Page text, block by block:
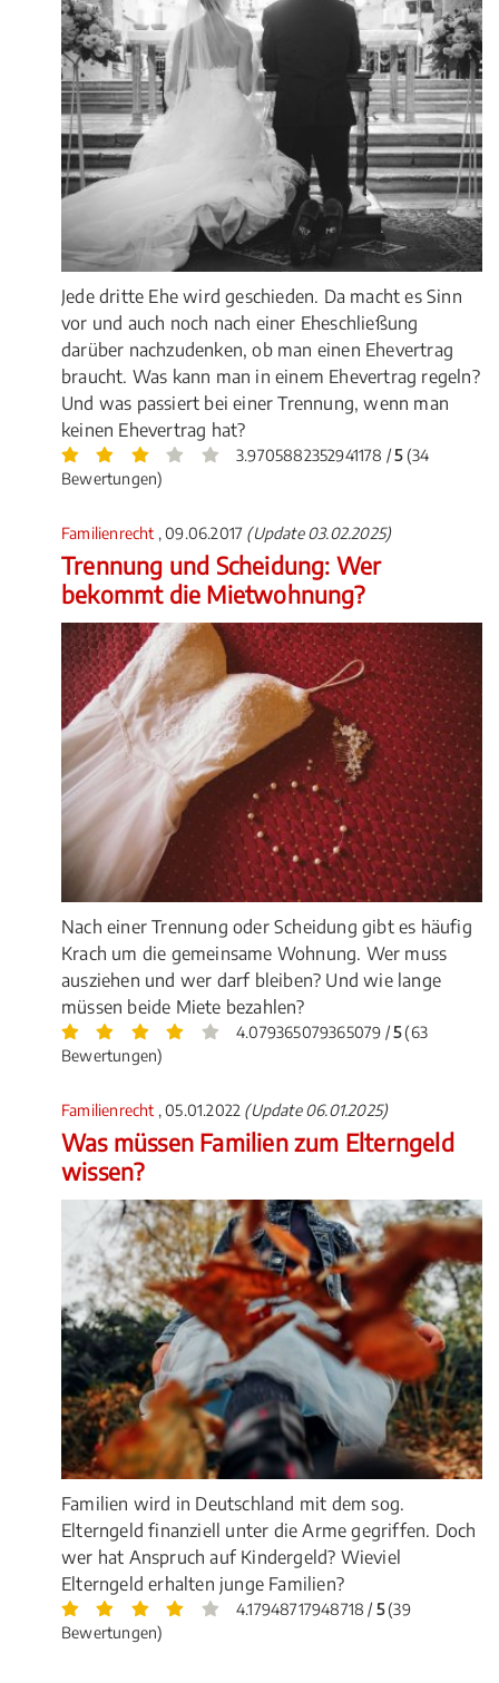
Jede dritte Ehe wird geschieden. Da macht es Sinn
vor und auch noch nach einer Eheschließung
darüber nachzudenken, ob man einen Ehevertrag
braucht. Was kann man in einem Ehevertrag regeln?
Und was passiert bei einer Trennung, wenn man
keinen Ehevertrag hat?
3.9705882352941178 /5(34
Bewertungen)
Familienrecht , 09.06.2017 (Update 03.02.2025)
Trennung und Scheidung: Wer
bekommt die Mietwohnung?
Nach einer Trennung oder Scheidung gibt es häufig
Krach um die gemeinsame Wohnung. Wer muss
ausziehen und wer darf bleiben? Und wie lange
müssen beide Miete bezahlen?
4.079365079365079 /5(63
Bewertungen)
Familienrecht , 05.01.2022 (Update 06.01.2025)
Was müssen Familien zum Elterngeld
wissen?
Familien wird in Deutschland mit dem sog.
Elterngeld finanziell unter die Arme gegriffen. Doch
wer hat Anspruch auf Kindergeld? Wieviel
Elterngeld erhalten junge Familien?
4.17948717948718 / 5(39
Bewertungen)